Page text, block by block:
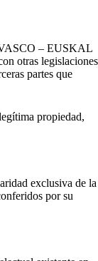
– EUSKAL
otras legislaciones
partes que
propiedad,
exclusiva de la
por su